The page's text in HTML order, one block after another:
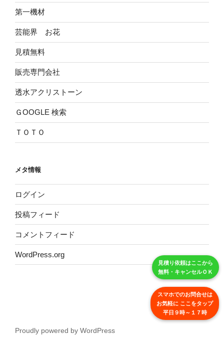
第一機材
芸能界 お花
見積無料
販売専門会社
透水アクリストーン
ＧOOGLE 検索
ＴＯＴＯ
メタ情報
ログイン
投稿フィード
コメントフィード
WordPress.org
見積り依頼はここから
無料・キャンセルＯＫ
スマホでのお問合せは
お気軽に ここをタップ
平日９時～１７時
Proudly powered by WordPress